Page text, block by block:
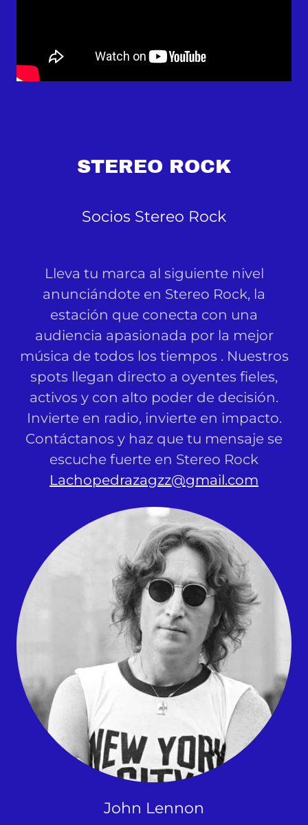
STEREO ROCK
Socios Stereo Rock
Lleva tu marca al siguiente nivel
anunciándote en Stereo Rock, la
estación que conecta con una
audiencia apasionada por la mejor
música de todos los tiempos . Nuestros
spots llegan directo a oyentes fieles,
activos y con alto poder de decisión.
Invierte en radio, invierte en impacto.
Contáctanos y haz que tu mensaje se
escuche fuerte en Stereo Rock
Lachopedrazagzz@gmail.com
John Lennon